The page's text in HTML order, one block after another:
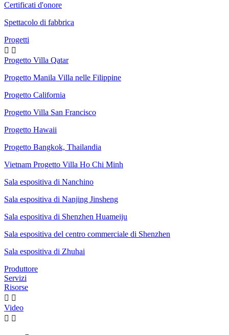
Certificati d'onore
Spettacolo di fabbrica
Progetti
 
Progetto Villa Qatar
Progetto Manila Villa nelle Filippine
Progetto California
Progetto Villa San Francisco
Progetto Hawaii
Progetto Bangkok, Thailandia
Vietnam Progetto Villa Ho Chi Minh
Sala espositiva di Nanchino
Sala espositiva di Nanjing Jinsheng
Sala espositiva di Shenzhen Huameiju
Sala espositiva del centro commerciale di Shenzhen
Sala espositiva di Zhuhai
Produttore
Servizi
Risorse
 
Video
 